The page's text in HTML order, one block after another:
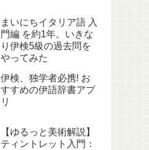
まいにちイタリア語 入
門編 を約1年。いきな
り伊検5級の過去問を
やってみた
伊検、独学者必携! お
すすめの伊語辞書アプ
リ
【ゆるっと美術解説】
ティントレット入門：